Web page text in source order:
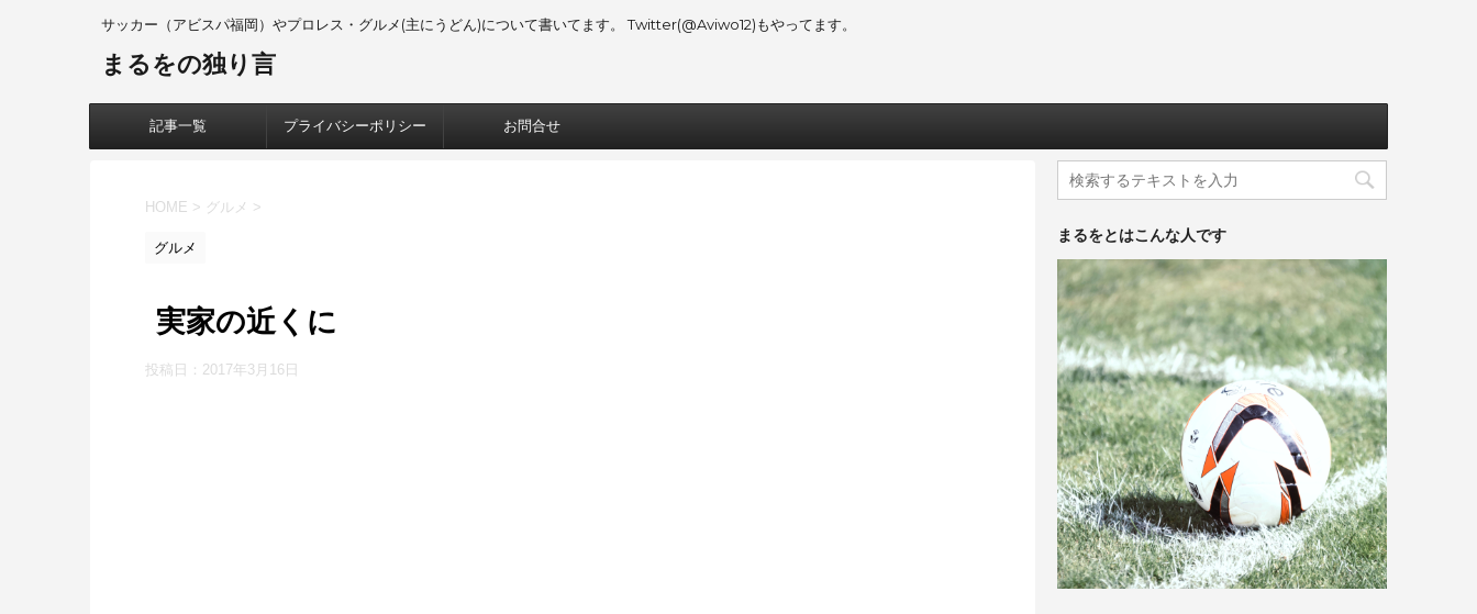
サッカー（アビスパ福岡）やプロレス・グルメ(主にうどん)について書いてます。 Twitter(@Aviwo12)もやってます。
まるをの独り言
記事一覧 プライバシーポリシー お問合せ
HOME > グルメ >
グルメ
実家の近くに
投稿日： 2017年3月16日
まるをとはこんな人です